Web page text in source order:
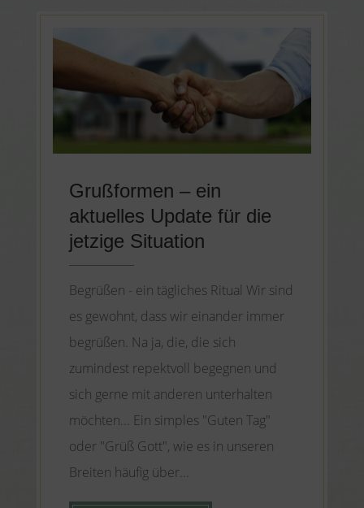
Grußformen – ein
aktuelles Update für die
jetzige Situation
Begrüßen - ein tägliches Ritual Wir sind
es gewohnt, dass wir einander immer
begrüßen. Na ja, die, die sich
zumindest repektvoll begegnen und
sich gerne mit anderen unterhalten
möchten... Ein simples "Guten Tag"
oder "Grüß Gott", wie es in unseren
Breiten häufig über...